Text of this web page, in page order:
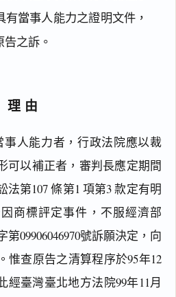
當事人能力之證明文件，
之訴。
理由
人能力者，行政法院應以裁
可以補正者，審判長應定期間
法第107 條第1 項第3 款定有明
商標評定事件，不服經濟部
第09906046970號訴願決定，向
惟查原告之清算程序於95年12
經臺灣臺北地方法院99年11月